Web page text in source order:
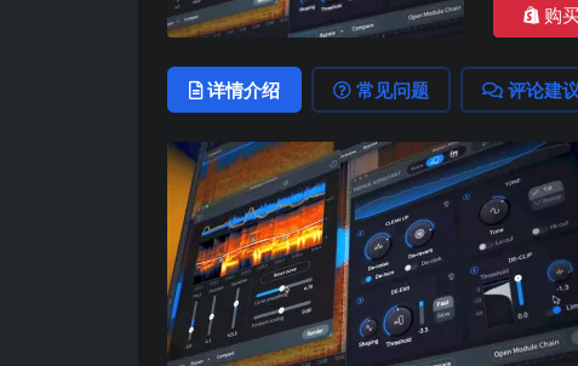
购
详情介绍 常见问题 评论建议